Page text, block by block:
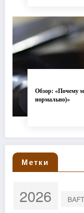
Обзор: «Почему
нормально)»
Метки
2026